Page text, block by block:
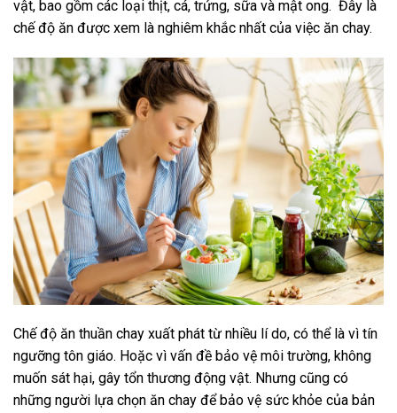
vật, bao gồm các loại thịt, cá, trứng, sữa và mật ong. Đây là
chế độ ăn được xem là nghiêm khắc nhất của việc ăn chay.
Chế độ ăn thuần chay xuất phát từ nhiều lí do, có thể là vì tín
ngưỡng tôn giáo. Hoặc vì vấn đề bảo vệ môi trường, không
muốn sát hại, gây tổn thương động vật. Nhưng cũng có
những người lựa chọn ăn chay để bảo vệ sức khỏe của bản